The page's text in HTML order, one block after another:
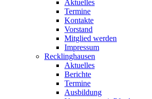
Aktuelles
Termine
Kontakte
Vorstand
Mitglied werden
Impressum
Recklinghausen
Aktuelles
Berichte
Termine
Ausbildung